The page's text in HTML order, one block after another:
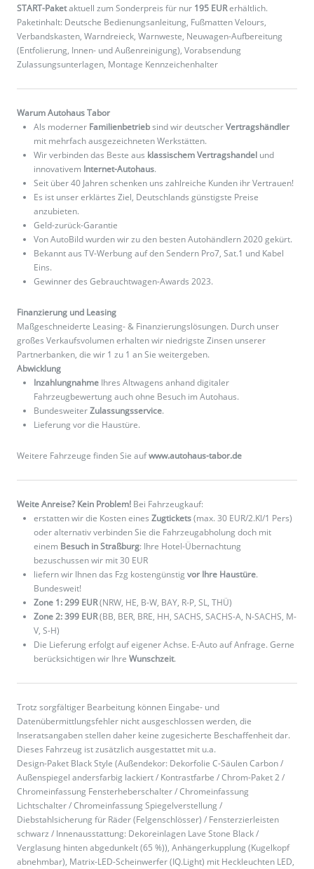
START-Paketaktuell zum Sonderpreis für nur 195 EURerhältlich.
Paketinhalt: Deutsche Bedienungsanleitung, Fußmatten Velours,
Verbandskasten, Warndreieck, Warnweste, Neuwagen-Aufbereitung
(Entfolierung, Innen- und Außenreinigung), Vorabsendung
Zulassungsunterlagen, Montage Kennzeichenhalter
Warum Autohaus Tabor
Als moderner Familienbetriebsind wir deutscherVertragshändler
mit mehrfach ausgezeichneten Werkstätten.
Wir verbinden das Beste aus klassischem Vertragshandel und
innovativem Internet-Autohaus.
Seit über 40 Jahren schenken uns zahlreiche Kunden ihr Vertrauen!
Es ist unser erklärtes Ziel, Deutschlands günstigste Preise
anzubieten.
Geld-zurück-Garantie
Von AutoBild wurden wir zu den besten Autohändlern 2020 gekürt.
Bekannt aus TV-Werbung auf den Sendern Pro7, Sat.1 und Kabel
Eins.
Gewinner des Gebrauchtwagen-Awards 2023.
Finanzierung und Leasing
Maßgeschneiderte Leasing- & Finanzierungslösungen. Durch unser
großes Verkaufsvolumen erhalten wir niedrigste Zinsen unserer
Partnerbanken, die wir 1 zu 1 an Sie weitergeben.
Abwicklung
Inzahlungnahme Ihres Altwagens anhand digitaler
Fahrzeugbewertung auch ohne Besuch im Autohaus.
BundesweiterZulassungsservice.
Lieferung vor die Haustüre.
Weitere Fahrzeuge finden Sie aufwww.autohaus-tabor.de
Weite Anreise? Kein Problem! Bei Fahrzeugkauf:
erstatten wir die Kosten eines Zugtickets(max. 30 EUR/2.Kl/1 Pers)
oder alternativ verbinden Sie die Fahrzeugabholung doch mit
einem Besuch in Straßburg: Ihre Hotel-Übernachtung
bezuschussen wir mit 30 EUR
liefern wir Ihnen das Fzg kostengünstig vor Ihre Haustüre.
Bundesweit!
Zone 1: 299 EUR(NRW, HE, B-W, BAY, R-P, SL, THÜ)
Zone 2: 399 EUR(BB, BER, BRE, HH, SACHS, SACHS-A, N-SACHS, M-
V, S-H)
Die Lieferung erfolgt auf eigener Achse. E-Auto auf Anfrage. Gerne
berücksichtigen wir Ihre Wunschzeit.
Trotz sorgfältiger Bearbeitung können Eingabe- und
Datenübermittlungsfehler nicht ausgeschlossen werden, die
Inseratsangaben stellen daher keine zugesicherte Beschaffenheit dar.
Dieses Fahrzeug ist zusätzlich ausgestattet mit u.a.
Design-Paket Black Style (Außendekor: Dekorfolie C-Säulen Carbon /
Außenspiegel andersfarbig lackiert / Kontrastfarbe / Chrom-Paket 2 /
Chromeinfassung Fensterheberschalter / Chromeinfassung
Lichtschalter / Chromeinfassung Spiegelverstellung /
Diebstahlsicherung für Räder (Felgenschlösser) / Fensterzierleisten
schwarz / Innenausstattung: Dekoreinlagen Lave Stone Black /
Verglasung hinten abgedunkelt (65 %)), Anhängerkupplung (Kugelkopf
abnehmbar), Matrix-LED-Scheinwerfer (IQ.Light) mit Heckleuchten LED,